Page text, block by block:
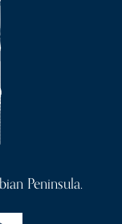
Peninsula.